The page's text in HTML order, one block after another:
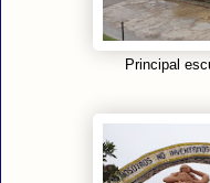
Principal